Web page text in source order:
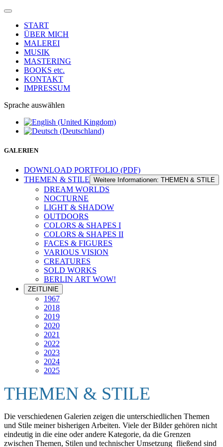
START
ÜBER MICH
MALEREI
MUSIK
MASTERING
BOOKS etc.
KONTAKT
IMPRESSUM
Sprache auswählen
GALERIEN
DOWNLOAD PORTFOLIO (PDF)
THEMEN & STILE Weitere Informationen: THEMEN & STILE
DREAM WORLDS
NOCTURNE
LIGHT & SHADOW
OUTDOORS
COLORS & SHAPES I
COLORS & SHAPES II
FACES & FIGURES
VARIOUS VISION
CREATURES
SOLD WORKS
BERLIN ART WOW!
ZEITLINIE
1967
2018
2019
2020
2021
2022
2023
2024
2025
THEMEN & STILE
Die verschiedenen Galerien zeigen die unterschiedlichen Themen
und Stile meiner bisherigen Arbeiten. Viele der Bilder gehören nicht
eindeutig in die eine oder andere Kategorie, da die Grenzen
zwischen Themen, Stilen und technischer Umsetzung fließend sind